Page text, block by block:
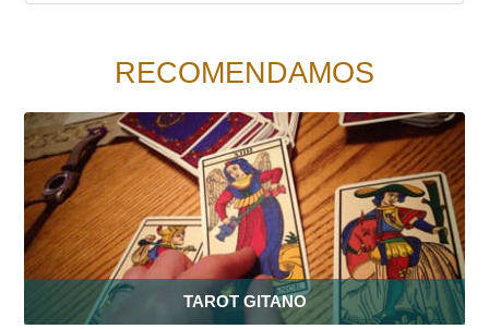
RECOMENDAMOS
TAROT GITANO